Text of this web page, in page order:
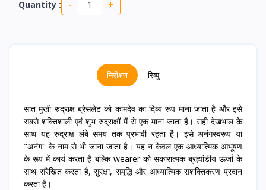
Quantity : - +
निरीक्षण रिव्यु
सात मुखी रुद्राक्ष ब्रेसलेट को कामदेव का दिव्य रूप माना जाता है और इसे
सबसे शक्तिशाली एवं शुभ रुद्राक्षों में से एक माना जाता है। सही देखभाल के
साथ यह रुद्राक्ष लंबे समय तक प्रभावी रहता है। इसे अनंगस्वरूप या
"अनंग" के नाम से भी जाना जाता है। यह न केवल एक आध्यात्मिक आभूषण
के रूप में कार्य करता है बल्कि wearer को सकारात्मक ब्रह्मांडीय ऊर्जा के
साथ संरेखित करता है, सुरक्षा, समृद्धि और आध्यात्मिक सशक्तिकरण प्रदान
करता है।